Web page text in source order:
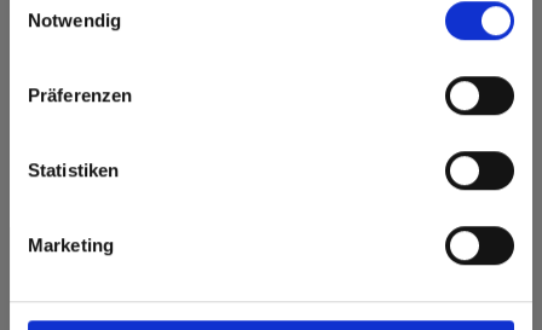
Notwendig
Präferenzen
Statistiken
Marketing
rest of the world!
Rocco Beech
Kleur 0813 Rocco Buche | Houtsoort: Buche
Dit decor is richtinggebonden (in de lengterichting). Houd hier
De leverstatus kan variëren afhankelijk van het